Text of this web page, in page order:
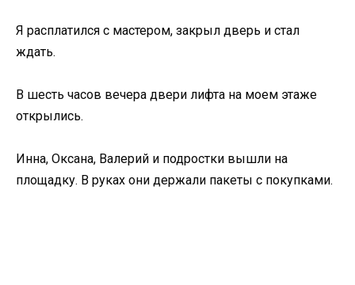
Я расплатился с мастером, закрыл дверь и стал
ждать.
В шесть часов вечера двери лифта на моем этаже
открылись.
Инна, Оксана, Валерий и подростки вышли на
площадку. В руках они держали пакеты с покупками.